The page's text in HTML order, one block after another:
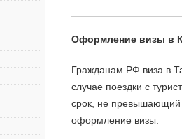
Оформление визы в
Гражданам РФ виза в
случае поездки с
срок, не превышающий
оформление визы.